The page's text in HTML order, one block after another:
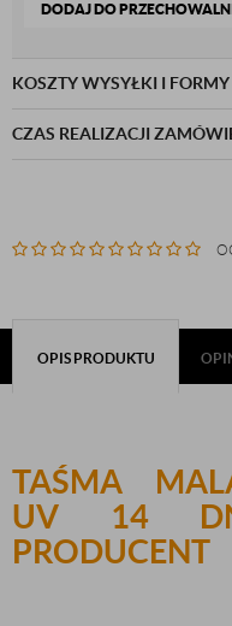
DODAJ DO
KOSZTY WYSYŁKI I
CZAS REALIZACJI
OPIS PRODUKTU
TAŚMA
UV 14
PRODUCENT